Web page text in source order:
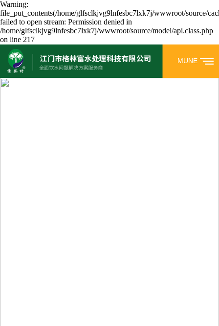
Warning:
file_put_contents(/home/glfsclkjvg9lnfesbc7lxk7j/wwwroot/source/
failed to open stream: Permission denied in
/home/glfsclkjvg9lnfesbc7lxk7j/wwwroot/source/model/api.class.php
on line 217
MUNE